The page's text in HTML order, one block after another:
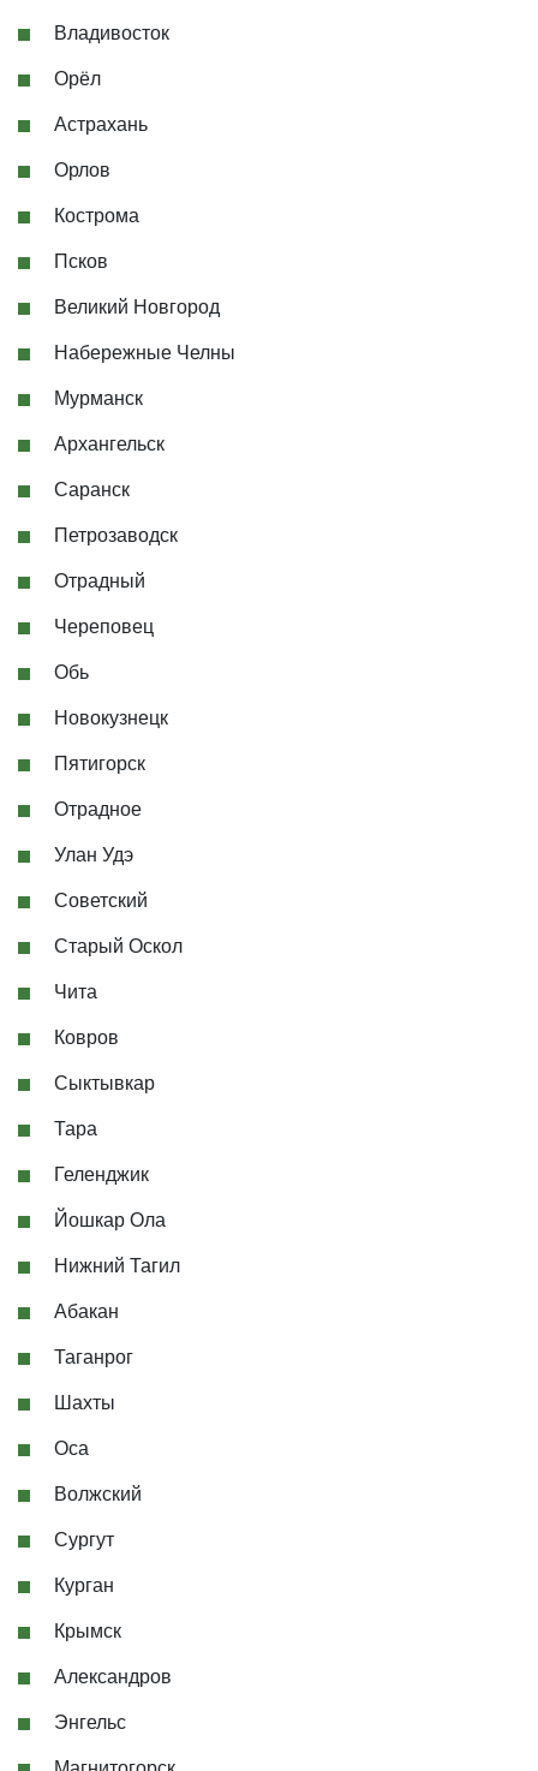
Владивосток
Орёл
Астрахань
Орлов
Кострома
Псков
Великий Новгород
Набережные Челны
Мурманск
Архангельск
Саранск
Петрозаводск
Отрадный
Череповец
Обь
Новокузнецк
Пятигорск
Отрадное
Улан Удэ
Советский
Старый Оскол
Чита
Ковров
Сыктывкар
Тара
Геленджик
Йошкар Ола
Нижний Тагил
Абакан
Таганрог
Шахты
Оса
Волжский
Сургут
Курган
Крымск
Александров
Энгельс